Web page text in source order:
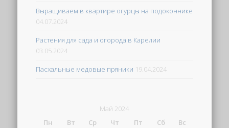
Выращиваем в квартире огурцы на подоконнике
04.07.2024
Растения для сада и огорода в Карелии
03.05.2024
Пасхальные медовые пряники 19.04.2024
Май 2024
Пн
Вт Ср Чт Пт Сб
Вс